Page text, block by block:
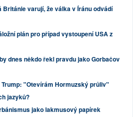
Británie varují, že válka v Íránu odvádí
plán pro případ vystoupení USA z
dnes někdo řekl pravdu jako Gorbačov
Trump: "Otevírám Hormuzský průliv"
jazyků?
jako lakmusový papírek